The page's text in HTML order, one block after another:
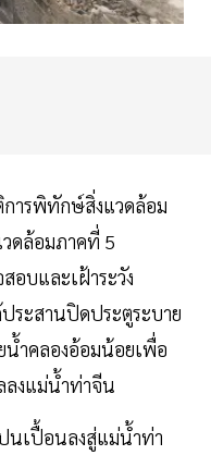
ารพิทักษ์สิ่งแวดล้อม
ดล้อมภาคที่ 5
อบและเฝ้าระวัง
ระสานปิดประตูระบาย
ำคลองอ้อมน้อยเพื่อ
งแม่น้ำท่าจีน
นเปื้อนลงสู่แม่น้ำท่า